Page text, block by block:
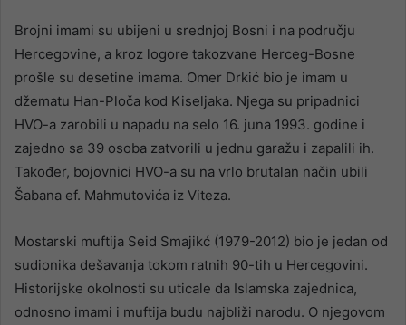
Brojni imami su ubijeni u srednjoj Bosni i na području
Hercegovine, a kroz logore takozvane Herceg-Bosne
prošle su desetine imama. Omer Drkić bio je imam u
džematu Han-Ploča kod Kiseljaka. Njega su pripadnici
HVO-a zarobili u napadu na selo 16. juna 1993. godine i
zajedno sa 39 osoba zatvorili u jednu garažu i zapalili ih.
Također, bojovnici HVO-a su na vrlo brutalan način ubili
Šabana ef. Mahmutovića iz Viteza.
Mostarski muftija Seid Smajikć (1979-2012) bio je jedan od
sudionika dešavanja tokom ratnih 90-tih u Hercegovini.
Historijske okolnosti su uticale da Islamska zajednica,
odnosno imami i muftija budu najbliži narodu. O njegovom